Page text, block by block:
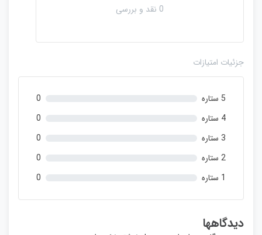
د
ا
ی
0 نقد و بررسی
جزئیات امتیازات
5 ستاره
0
4 ستاره
0
3 ستاره
0
2 ستاره
0
1 ستاره
0
دیدگاهها